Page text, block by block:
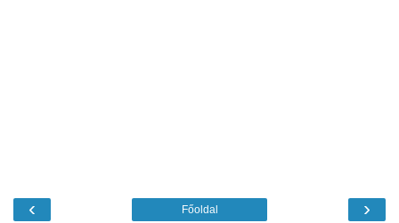
‹ ›
Főoldal